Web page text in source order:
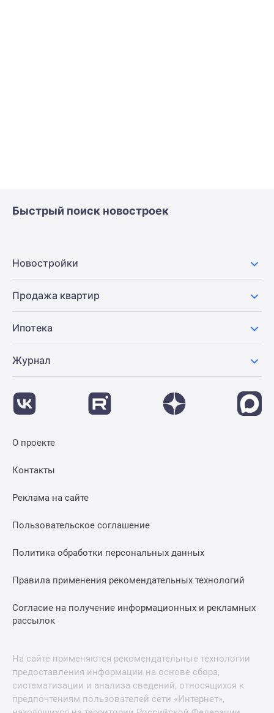
Быстрый поиск новостроек
Новостройки
Продажа квартир
Ипотека
Журнал
О проекте
Контакты
Реклама на сайте
Пользовательское соглашение
Политика обработки персональных данных
Правила применения рекомендательных технологий
Согласие на получение информационных и рекламных
рассылок
На сайте применяются рекомендательные технологии
предоставления информации на основе сбора,
систематизации и анализа сведений, относящихся к
предпочтениям пользователей сети «Интернет»,